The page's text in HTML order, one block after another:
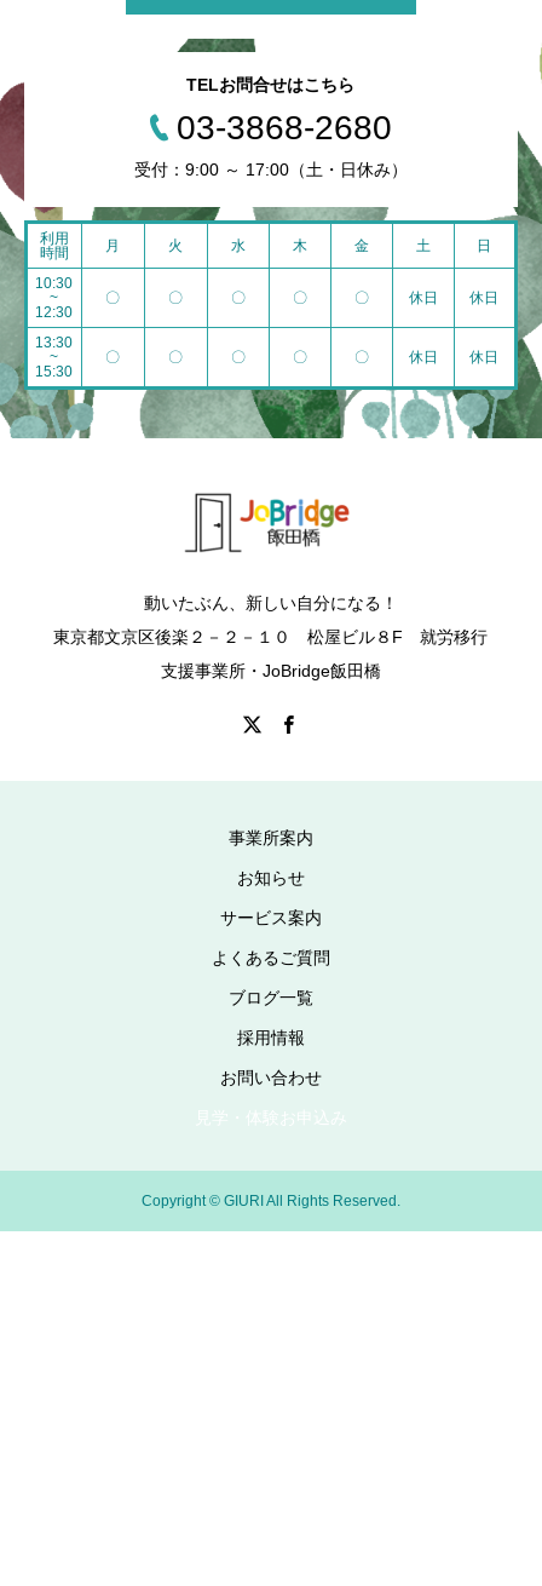
TELお問合せはこちら
03-3868-2680
受付：9:00 ～ 17:00（土・日休み）
利用
時間
月 火 水 木 金 土 日
10:30
~
12:30
〇 〇 〇 〇 〇 休日 休日
13:30
~
15:30
〇 〇 〇 〇 〇 休日 休日
動いたぶん、新しい自分になる！
東京都文京区後楽２－２－１０ 松屋ビル８F 就労移行
支援事業所・JoBridge飯田橋
事業所案内
お知らせ
サービス案内
よくあるご質問
ブログ一覧
採用情報
お問い合わせ
見学・体験お申込み
Copyright © GIURI All Rights Reserved.